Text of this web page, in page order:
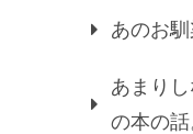
あのお
あまり
の本の話